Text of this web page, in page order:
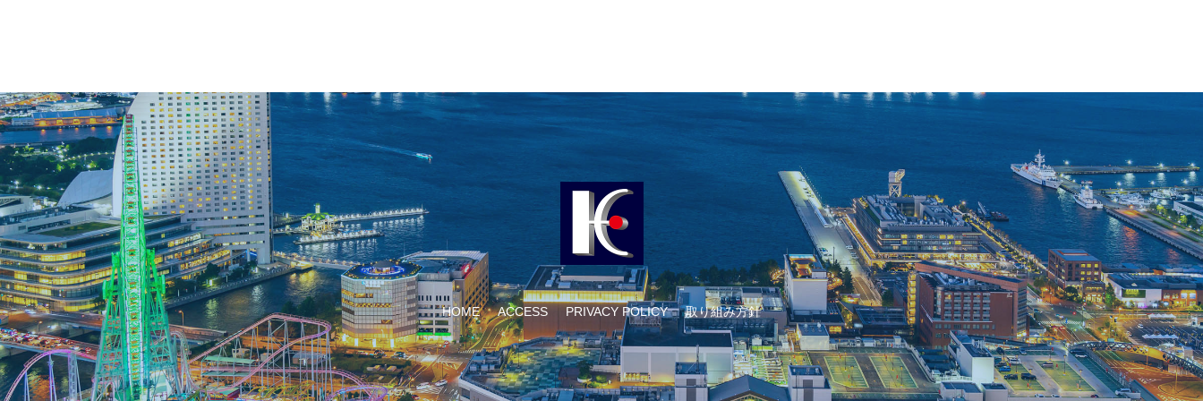
HOME ACCESS PRIVACY POLICY 取り組み方針